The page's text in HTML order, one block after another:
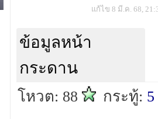
แก้ไข 8 มี.ค. 68,
ข้อมูลหน้า
กระดาน
โหวต: 88 กระทู้: 5